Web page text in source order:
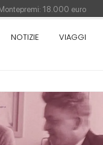
NOTIZIE VIAGGI
18.000 euro